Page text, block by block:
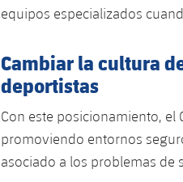
equipos especializados
Cambiar la cultura
deportistas
Con este posicionamiento,
promoviendo entornos
asociado a los problemas de